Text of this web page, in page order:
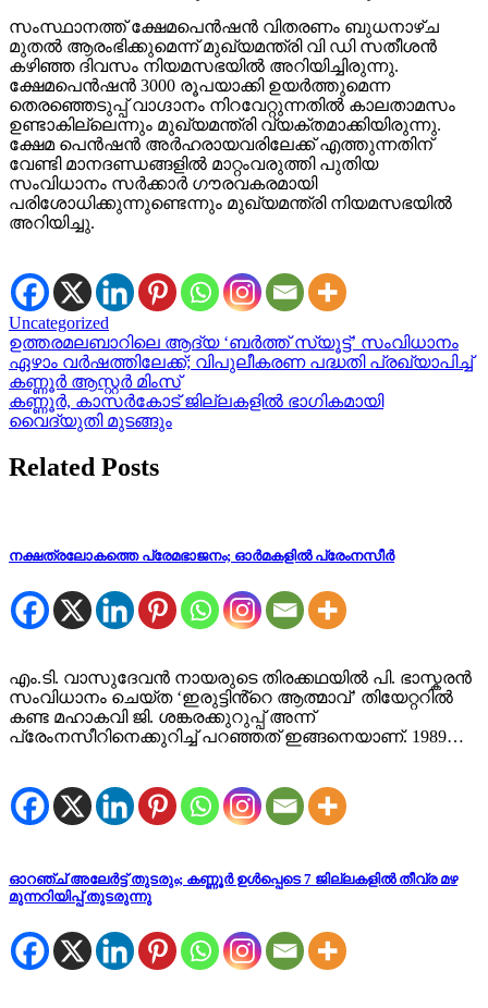
സംസ്ഥാനത്ത് ക്ഷേമപെൻഷൻ വിതരണം ബുധനാഴ്ച
മുതൽ ആരംഭിക്കുമെന്ന് മുഖ്യമന്ത്രി വി ഡി സതീശൻ
കഴിഞ്ഞ ദിവസം നിയമസഭയിൽ അറിയിച്ചിരുന്നു.
ക്ഷേമപെൻഷൻ 3000 രൂപയാക്കി ഉയർത്തുമെന്ന
തെരഞ്ഞെടുപ്പ് വാഗ്ദാനം നിറവേറ്റുന്നതിൽ കാലതാമസം
ഉണ്ടാകില്ലെന്നും മുഖ്യമന്ത്രി വ്യക്തമാക്കിയിരുന്നു.
ക്ഷേമ പെൻഷൻ അർഹരായവരിലേക്ക് എത്തുന്നതിന്
വേണ്ടി മാനദണ്ഡങ്ങളിൽ മാറ്റംവരുത്തി പുതിയ
സംവിധാനം സർക്കാർ ഗൗരവകരമായി
പരിശോധിക്കുന്നുണ്ടെന്നും മുഖ്യമന്ത്രി നിയമസഭയിൽ
അറിയിച്ചു.
Uncategorized
Post
navigation
ഉത്തരമലബാറിലെ ആദ്യ ‘ബർത്ത് സ്യൂട്ട്’ സംവിധാനം
ഏഴാം വർഷത്തിലേക്ക്; വിപുലീകരണ പദ്ധതി പ്രഖ്യാപിച്ച്
കണ്ണൂർ ആസ്റ്റർ മിംസ്
കണ്ണൂർ, കാസർകോട് ജില്ലകളിൽ ഭാഗികമായി
വൈദ്യുതി മുടങ്ങും
Related Posts
നക്ഷത്രലോകത്തെ പ്രേമഭാജനം; ഓർമകളിൽ പ്രേംനസീർ
എം.ടി. വാസുദേവൻ നായരുടെ തിരക്കഥയിൽ പി. ഭാസ്കരൻ
സംവിധാനം ചെയ്ത ‘ഇരുട്ടിൻ്റെ ആത്മാവ്’ തിയേറ്ററിൽ
കണ്ട മഹാകവി ജി. ശങ്കരക്കുറുപ്പ് അന്ന്
പ്രേംനസീറിനെക്കുറിച്ച് പറഞ്ഞത് ഇങ്ങനെയാണ്. 1989…
ഓറഞ്ച് അലേർട്ട് തുടരും; കണ്ണൂർ ഉൾപ്പെടെ 7 ജില്ലകളിൽ തീവ്ര മഴ
മുന്നറിയിപ്പ് തുടരുന്നു